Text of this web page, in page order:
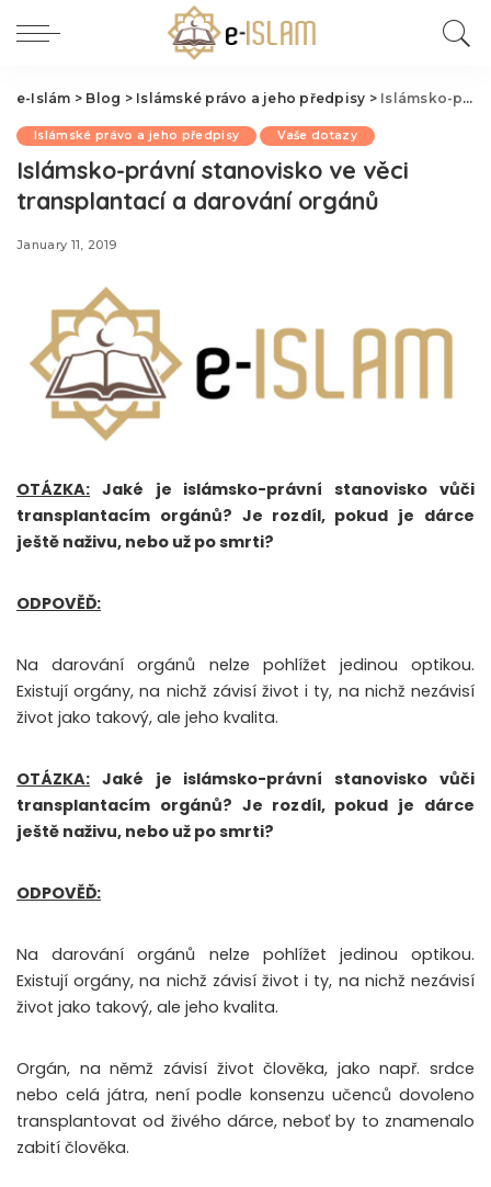
e-Islám > Blog > Islámské právo a jeho předpisy > Islámsko-právní stanovisko ve věci transplantací a darování orgánů
Islámské právo a jeho předpisy Vaše dotazy
Islámsko-právní stanovisko ve věci
transplantací a darování orgánů
January 11, 2019
OTÁZKA: Jaké je islámsko-právní stanovisko vůči
transplantacím orgánů? Je rozdíl, pokud je dárce
ještě naživu, nebo už po smrti?
ODPOVĚĎ:
Na darování orgánů nelze pohlížet jedinou optikou.
Existují orgány, na nichž závisí život i ty, na nichž nezávisí
život jako takový, ale jeho kvalita.
OTÁZKA: Jaké je islámsko-právní stanovisko vůči
transplantacím orgánů? Je rozdíl, pokud je dárce
ještě naživu, nebo už po smrti?
ODPOVĚĎ:
Na darování orgánů nelze pohlížet jedinou optikou.
Existují orgány, na nichž závisí život i ty, na nichž nezávisí
život jako takový, ale jeho kvalita.
Orgán, na němž závisí život člověka, jako např. srdce
nebo celá játra, není podle konsenzu učenců dovoleno
transplantovat od živého dárce, neboť by to znamenalo
zabití člověka.